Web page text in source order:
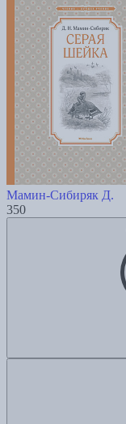
Мамин-Сибиряк Д.
350